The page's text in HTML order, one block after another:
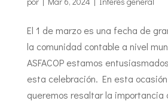
El 1 de marzo es una fecha de
la comunidad contable a nivel
ASFACOP estamos
esta celebración. En esta
queremos resaltar la importancia